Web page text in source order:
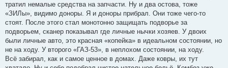
тратил немалые средства на запчасти. Ну и два остова, тоже
«ЗИЛы», видимо доноры. Я и доноры прибрал. Они тоже чего-то
стоят. После этого стал монотонно защищать подворье за
подворьем, сканер показывал где личные нычки хозяев. У двоих
были личные авто, это красная «копейка» в идеальном состоянии, но
не на ходу. У второго «ГАЗ-53», в неплохом состоянии, на ходу.
Всё забирал, как и самое ценное в домах. Даже ковры, их тут